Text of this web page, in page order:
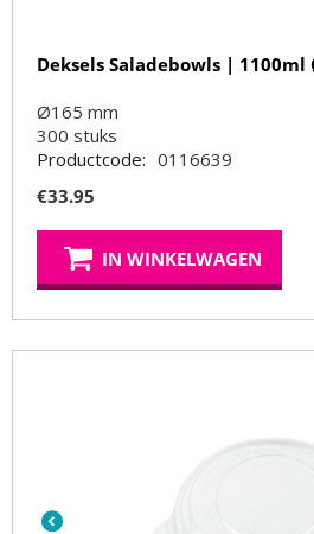
Deksels Saladebowls | 1100ml
Ø165 mm
300 stuks
Productcode: 0116639
€33.95
IN WINKELWAGEN